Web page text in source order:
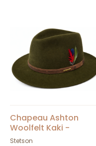
Chapeau Ashton
Woolfelt Kaki -
Stetson
Stetson